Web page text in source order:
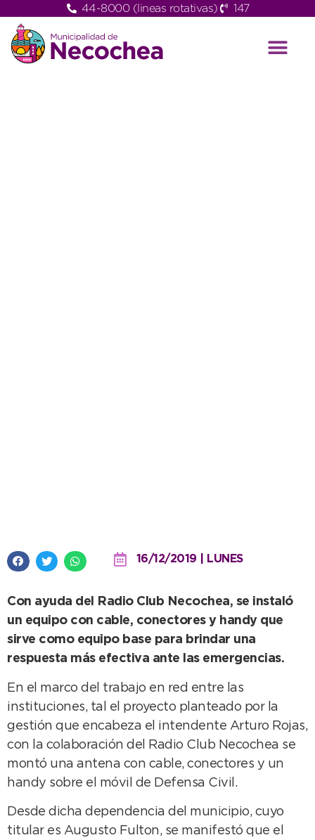
44-8000 (lineas rotativas) 147
16/12/2019 | LUNES
Con ayuda del Radio Club Necochea, se instaló
un equipo con cable, conectores y handy que
sirve como equipo base para brindar una
respuesta más efectiva ante las emergencias.
En el marco del trabajo en red entre las
instituciones, tal el proyecto planteado por la
gestión que encabeza el intendente Arturo Rojas,
con la colaboración del Radio Club Necochea se
montó una antena con cable, conectores y un
handy sobre el móvil de Defensa Civil.
Desde dicha dependencia del municipio, cuyo
titular es Augusto Fulton, se manifestó que el